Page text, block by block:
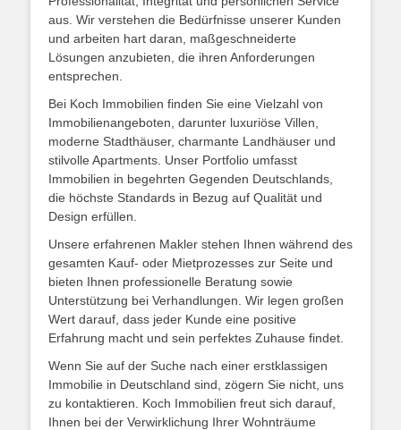
aus. Wir verstehen die Bedürfnisse unserer Kunden
und arbeiten hart daran, maßgeschneiderte
Lösungen anzubieten, die ihren Anforderungen
entsprechen.
Bei Koch Immobilien finden Sie eine Vielzahl von
Immobilienangeboten, darunter luxuriöse Villen,
moderne Stadthäuser, charmante Landhäuser und
stilvolle Apartments. Unser Portfolio umfasst
Immobilien in begehrten Gegenden Deutschlands,
die höchste Standards in Bezug auf Qualität und
Design erfüllen.
Unsere erfahrenen Makler stehen Ihnen während des
gesamten Kauf- oder Mietprozesses zur Seite und
bieten Ihnen professionelle Beratung sowie
Unterstützung bei Verhandlungen. Wir legen großen
Wert darauf, dass jeder Kunde eine positive
Erfahrung macht und sein perfektes Zuhause findet.
Wenn Sie auf der Suche nach einer erstklassigen
Immobilie in Deutschland sind, zögern Sie nicht, uns
zu kontaktieren. Koch Immobilien freut sich darauf,
Ihnen bei der Verwirklichung Ihrer Wohnträume